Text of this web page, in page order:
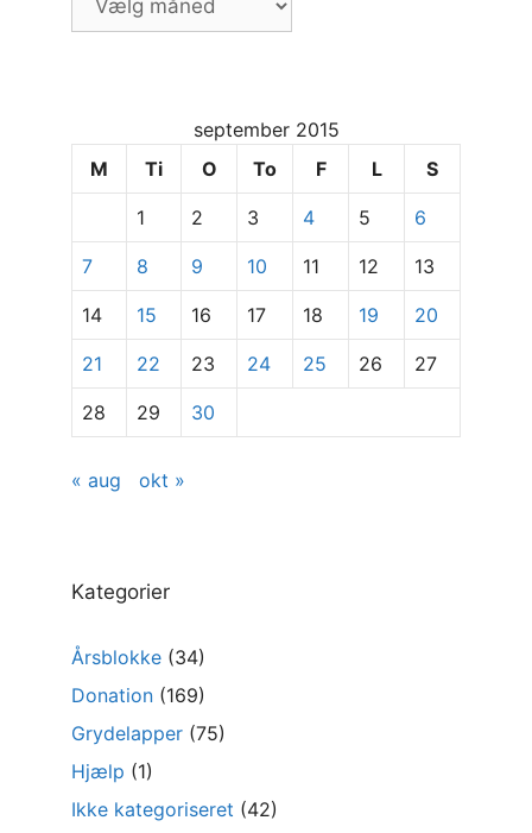
måned
specifikke
september 2015
M
Ti O To F L S
1 2 3 4 5 6
7 8 9 10 11 12 13
14 15 16 17 18 19 20
21 22 23 24 25 26 27
28 29 30
« aug okt »
Kategorier
Årsblokke (34)
Donation (169)
Grydelapper (75)
Hjælp (1)
Ikke kategoriseret (42)